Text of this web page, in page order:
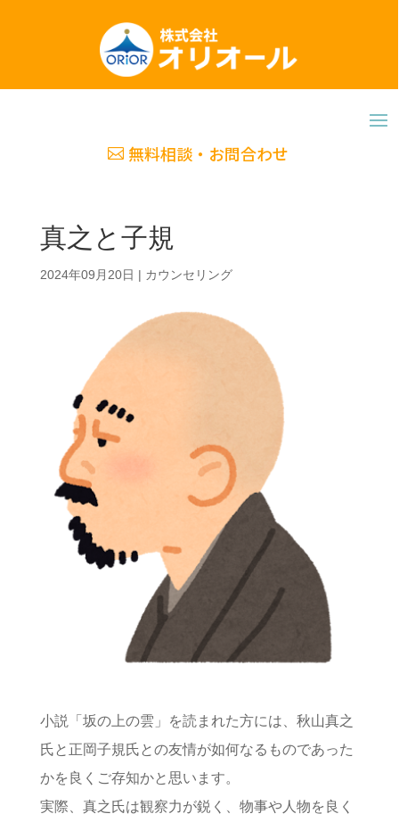
無料相談・お問合わせ
真之と子規
2024年09月20日 | カウンセリング
小説「坂の上の雲」を読まれた方には、秋山真之
氏と正岡子規氏との友情が如何なるものであった
かを良くご存知かと思います。
実際、真之氏は観察力が鋭く、物事や人物を良く